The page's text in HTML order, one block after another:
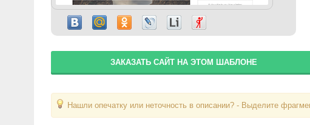
ЗАКАЗАТЬ САЙТ НА ЭТОМ ШАБЛОНЕ
Нашли опечатку или неточность в описании? - Выделите